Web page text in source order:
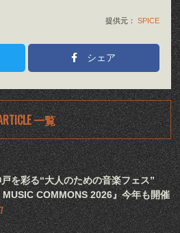
提供元： SPICE
シェア
一覧
を彩る“大人のための音楽フェス”
MUSIC COMMONS 2026』今年も開催